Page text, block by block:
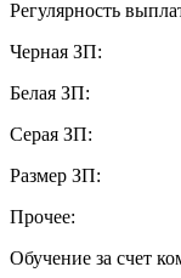
Регулярность
Черная ЗП:
Белая ЗП:
Серая ЗП:
Размер ЗП:
Прочее:
Обучение за счет